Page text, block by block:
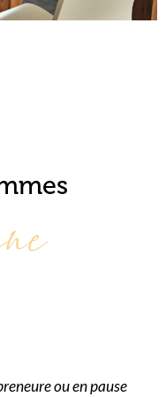
ou en pause